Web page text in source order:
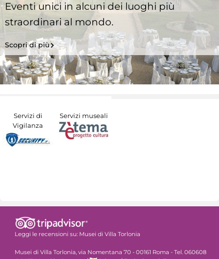
Eventi unici in alcuni dei luoghi più
straordinari al mondo.
Scopri di più
Servizi di
Vigilanza
Servizi museali
Leggi le recensioni su: Musei di Villa Torlonia
Musei di Villa Torlonia, via Nomentana 70 - 00161 Roma - Tel. 060608